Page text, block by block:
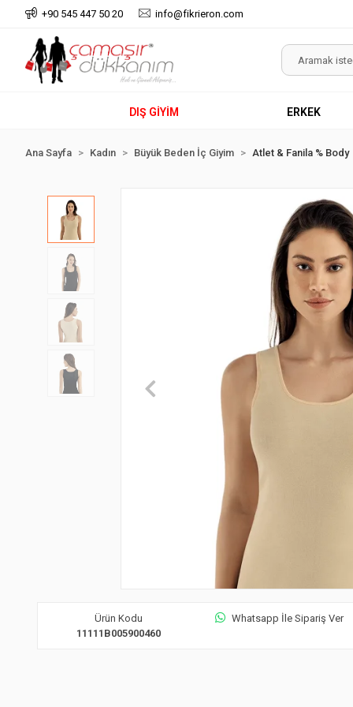
+90 545 447 50 20 info@fikrieron.com
DIŞ GİYİM ERKEK
Ana Sayfa Kadın Büyük Beden İç Giyim Atlet & Fanila % Body
Ürün Kodu
11111B005900460
Whatsapp İle Sipariş Ver